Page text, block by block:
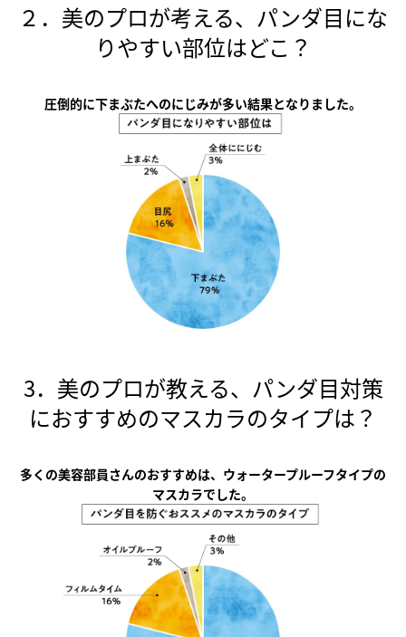
２．美のプロが考える、パンダ目にな
りやすい部位はどこ？
圧倒的に下まぶたへのにじみが多い結果となりました。
3．美のプロが教える、パンダ目対策
におすすめのマスカラのタイプは？
多くの美容部員さんのおすすめは、ウォータープルーフタイプの
マスカラでした。